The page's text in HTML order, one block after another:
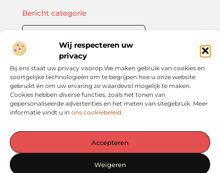
Wij respecteren uw
privacy
Bij ons staat uw privacy voorop.We maken gebruik van cookies en
soortgelijke technologieën om te begrijpen hoe u onze website
gebruikt én om uw ervaring zo waardevol mogelijk te maken.
Cookies hebben diverse functies, zoals het tonen van
gepersonaliseerde advertenties en het meten van sitegebruik. Meer
informatie vindt u in ons cookiebeleid.
Accepteren
Weigeren
De plek voor inspiratie en verdieping in het Groene Hart
— Laat je verrassen door waardevolle inzichten, praktische tips en
inspirerende verhalen. Alles op één rustige en overzichtelijke plek.
Ontdek het zelf op vergadereninhetgroenehart.nl!
Onze informatie
Bericht categorie